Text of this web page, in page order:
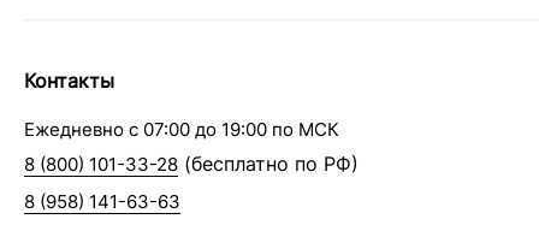
Контакты
Ежедневно с 07:00 до 19:00 по МСК
8 (800) 101-33-28 (бесплатно по РФ)
8 (958) 141-63-63